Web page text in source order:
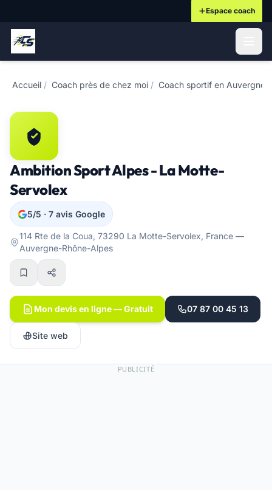
Espace coach
Accueil / Coach près de chez moi / Coach sportif en Auvergne-
Ambition Sport Alpes - La Motte-
Servolex
5/5 · 7 avis Google
114 Rte de la Coua, 73290 La Motte-Servolex, France —
Auvergne-Rhône-Alpes
Mon devis en ligne — Gratuit 07 87 00 45 13
Site web
PUBLICITÉ